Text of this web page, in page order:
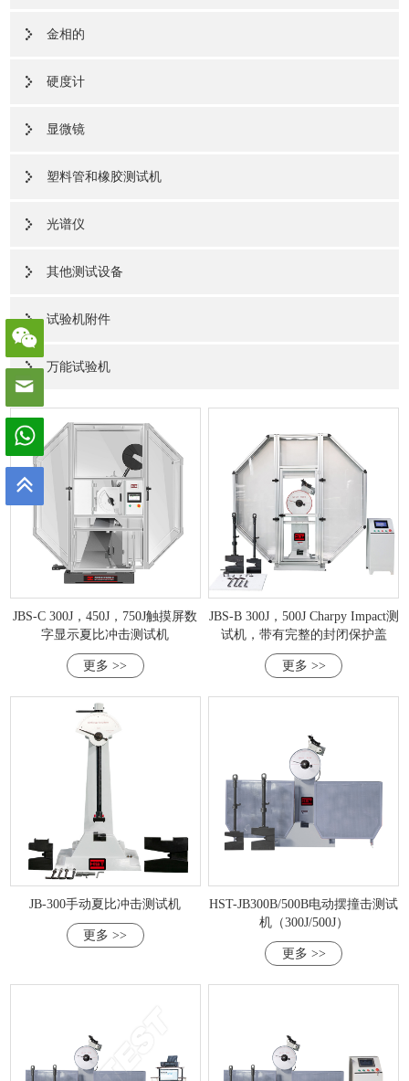
金相的
硬度计
显微镜
塑料管和橡胶测试机
光谱仪
其他测试设备
试验机附件
万能试验机
JBS-C 300J，450J，750J触摸屏数
字显示夏比冲击测试机
更多 >>
JBS-B 300J，500J Charpy Impact测
试机，带有完整的封闭保护盖
更多 >>
JB-300手动夏比冲击测试机
更多 >>
HST-JB300B/500B电动摆撞击测试
机（300J/500J）
更多 >>